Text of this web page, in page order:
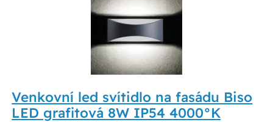
Venkovní led svítidlo na fasádu Biso
LED grafitová 8W IP54 4000°K